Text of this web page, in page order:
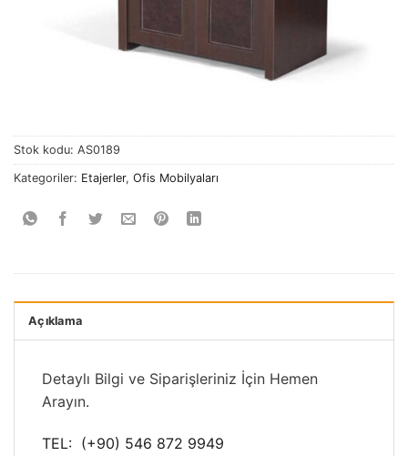
Stok kodu: AS0189
Kategoriler: Etajerler, Ofis Mobilyaları
Açıklama
Detaylı Bilgi ve Siparişleriniz İçin Hemen
Arayın.
TEL: (+90) 546 872 9949